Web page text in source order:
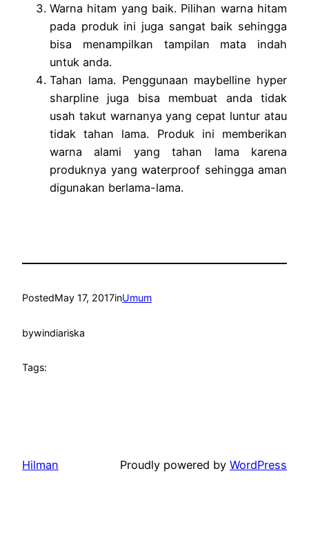
Warna hitam yang baik. Pilihan warna hitam
pada produk ini juga sangat baik sehingga
bisa menampilkan tampilan mata indah
untuk anda.
Tahan lama. Penggunaan maybelline hyper
sharpline juga bisa membuat anda tidak
usah takut warnanya yang cepat luntur atau
tidak tahan lama. Produk ini memberikan
warna alami yang tahan lama karena
produknya yang waterproof sehingga aman
digunakan berlama-lama.
PostedMay 17, 2017inUmum
bywindiariska
Tags:
Hilman Proudly powered by WordPress